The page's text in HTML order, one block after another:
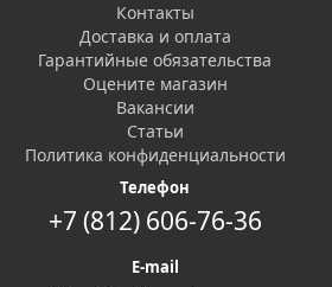
Контакты
Доставка и оплата
Гарантийные обязательства
Оцените магазин
Вакансии
Статьи
Политика конфиденциальности
Телефон
+7 (812) 606-76-36
E-mail